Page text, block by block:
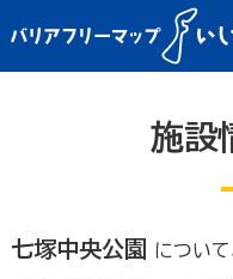
施設
七塚中央公園 につい